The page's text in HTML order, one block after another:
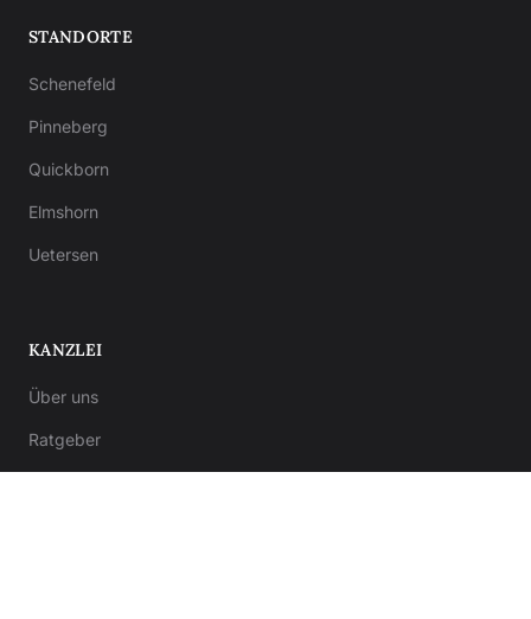
STANDORTE
Schenefeld
Pinneberg
Quickborn
Elmshorn
Uetersen
KANZLEI
Über uns
Ratgeber